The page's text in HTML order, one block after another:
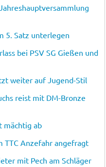
5. Satz unterlegen
bei PSV SG Gießen und
weiter auf Jugend-Stil
reist mit DM-Bronze
mächtig ab
TTC Anzefahr angefragt
mit Pech am Schläger